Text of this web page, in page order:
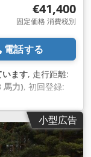
€41,400
固定価格 消費税別
電話する
います, 走行距離:
馬力), 初回登録:
mm, 色:白色,
ロ6, 製造年:2022,
リングホイールの
全完備,
小型広告